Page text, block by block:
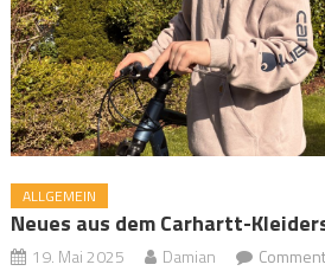
ALLGEMEIN
Neues aus dem Carhartt-
19. Mai 2025 Damian